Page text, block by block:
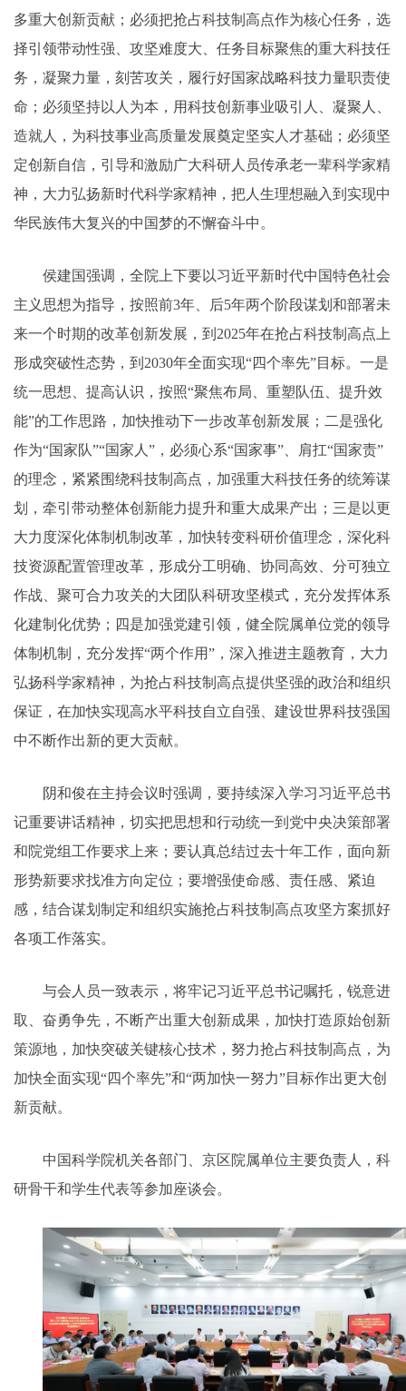
多重大创新贡献；必须把抢占科技制高点作为核心任务，选
择引领带动性强、攻坚难度大、任务目标聚焦的重大科技任
务，凝聚力量，刻苦攻关，履行好国家战略科技力量职责使
命；必须坚持以人为本，用科技创新事业吸引人、凝聚人、
造就人，为科技事业高质量发展奠定坚实人才基础；必须坚
定创新自信，引导和激励广大科研人员传承老一辈科学家精
神，大力弘扬新时代科学家精神，把人生理想融入到实现中
华民族伟大复兴的中国梦的不懈奋斗中。
侯建国强调，全院上下要以习近平新时代中国特色社会
主义思想为指导，按照前3年、后5年两个阶段谋划和部署未
来一个时期的改革创新发展，到2025年在抢占科技制高点上
形成突破性态势，到2030年全面实现“四个率先”目标。一是
统一思想、提高认识，按照“聚焦布局、重塑队伍、提升效
能”的工作思路，加快推动下一步改革创新发展；二是强化
作为“国家队”“国家人”，必须心系“国家事”、肩扛“国家责”
的理念，紧紧围绕科技制高点，加强重大科技任务的统筹谋
划，牵引带动整体创新能力提升和重大成果产出；三是以更
大力度深化体制机制改革，加快转变科研价值理念，深化科
技资源配置管理改革，形成分工明确、协同高效、分可独立
作战、聚可合力攻关的大团队科研攻坚模式，充分发挥体系
化建制化优势；四是加强党建引领，健全院属单位党的领导
体制机制，充分发挥“两个作用”，深入推进主题教育，大力
弘扬科学家精神，为抢占科技制高点提供坚强的政治和组织
保证，在加快实现高水平科技自立自强、建设世界科技强国
中不断作出新的更大贡献。
阴和俊在主持会议时强调，要持续深入学习习近平总书
记重要讲话精神，切实把思想和行动统一到党中央决策部署
和院党组工作要求上来；要认真总结过去十年工作，面向新
形势新要求找准方向定位；要增强使命感、责任感、紧迫
感，结合谋划制定和组织实施抢占科技制高点攻坚方案抓好
各项工作落实。
与会人员一致表示，将牢记习近平总书记嘱托，锐意进
取、奋勇争先，不断产出重大创新成果，加快打造原始创新
策源地，加快突破关键核心技术，努力抢占科技制高点，为
加快全面实现“四个率先”和“两加快一努力”目标作出更大创
新贡献。
中国科学院机关各部门、京区院属单位主要负责人，科
研骨干和学生代表等参加座谈会。